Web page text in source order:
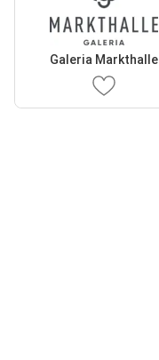
Galeria Markthalle